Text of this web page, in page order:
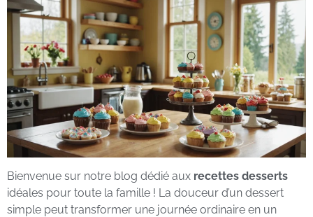
Bienvenue sur notre blog dédié aux recettes desserts
idéales pour toute la famille ! La douceur d’un dessert
simple peut transformer une journée ordinaire en un